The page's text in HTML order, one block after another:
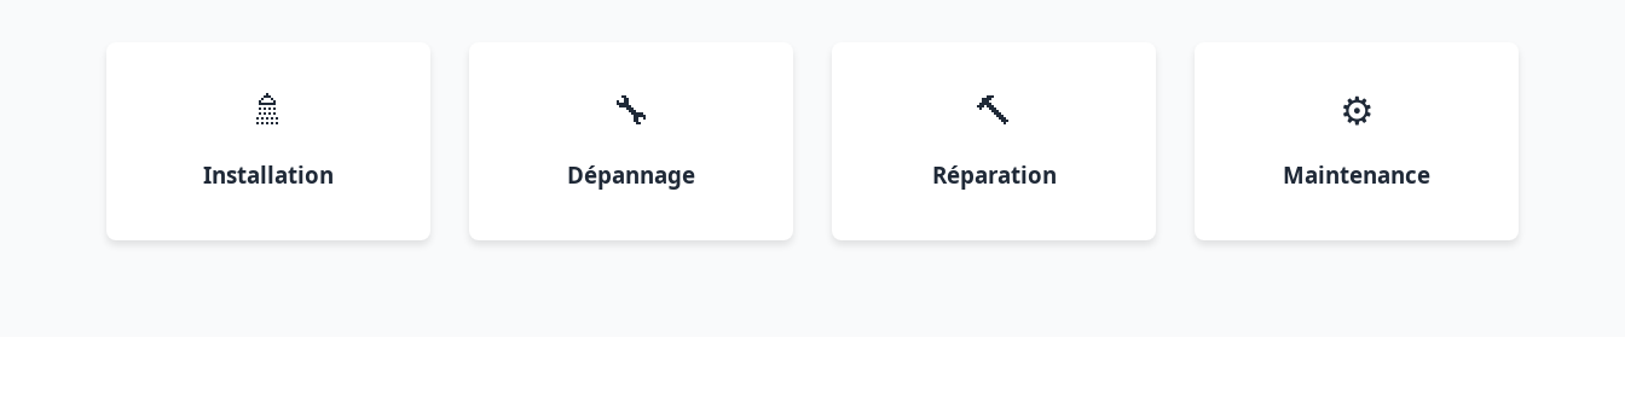
🚿
Installation
🔧
Dépannage
🔨
Réparation
⚙️
Maintenance